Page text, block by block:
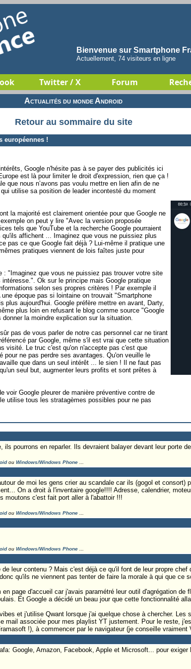
Bienvenue sur Smartphone
Actuellement, 74 visiteurs en ligne
Twitter / X Forum
Actualités du monde Android
Retour au sommaire du site
européennes !
Google n'hésite pas à se payer des publicités ici
est là pour limiter le droit d'expression, rien que ça !
que nous n’avons pas voulu mettre en lien afin de ne
utilise sa position de leader incontesté du moment
la majorité est clairement orientée pour que Google ne
on peut y lire "Avec la version proposée
tels que YouTube et la recherche Google pourraient
affichent ... Imaginez que vous ne puissiez plus
pas ce que Google fait déjà ? Lui-même il pratique une
pratiques viennent de lois faîtes juste pour
"Imaginez que vous ne puissiez pas trouver votre site
Ok sur le principe mais Google pratique
selon ses propres critères ! Par exemple il
époque pas si lointaine on trouvait "Smartphone
plus aujourd'hui. Google préfère mettre en avant, Darty,
plus loin en refusant le blog comme source "Google
la moindre explication sur la situation.
pas de vous parler de notre cas personnel car ne tirant
par Google, même s'il est vrai que cette situation
visité. Le truc c'est qu'on n'accepte pas c'est que
ne pas perdre ses avantages. Qu'on veuille le
que dans un seul intérêt ... le sien ! Il ne faut pas
seul but, augmenter leurs profits et sont prêtes à
voir Google pleurer de manière préventive contre de
utilise tous les stratagèmes possibles pour ne pas
ils pourrons en reparler. Ils devraient balayer devant leur porte
ou Windows/Windows Phone...
de moi les gens crier au scandale car ils (gogol et consort)
On a droit à l'inventaire google!!!! Adresse, calendrier,
moutons c'est fait port aller à l'abattoir !!!
ou Windows/Windows Phone...
ou Windows/Windows Phone...
leur contenu ? Mais c'est déjà ce qu'il font de leur propre chef
qu'ils ne viennent pas tenter de faire la morale à qui que ce
page d'accueil car j'avais paramétré leur outil d'agrégation de
Et Google a décidé un beau jour que cette fonctionnalité
et j'utilise Qwant lorsque j'ai quelque chose à chercher. Les
mail associée pour mes playlist YT justement. Pour le reste,
!), à commencer par le navigateur (je conseille vraiment
Google, Amazon, Facebook, Apple et Microsoft... pour